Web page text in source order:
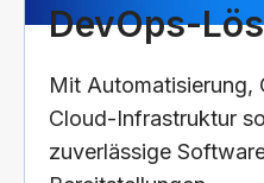
DevOps-
Mit Automatisierung,
Cloud-Infrastruktur
zuverlässige